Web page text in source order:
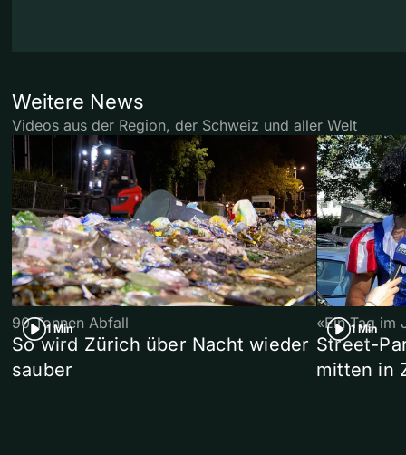
Weitere News
Videos aus der Region, der Schweiz und aller Welt
1 Min
90 Tonnen Abfall
So wird Zürich über Nacht wieder
sauber
1 Min
«Ein Tag im
Street-
mitten in